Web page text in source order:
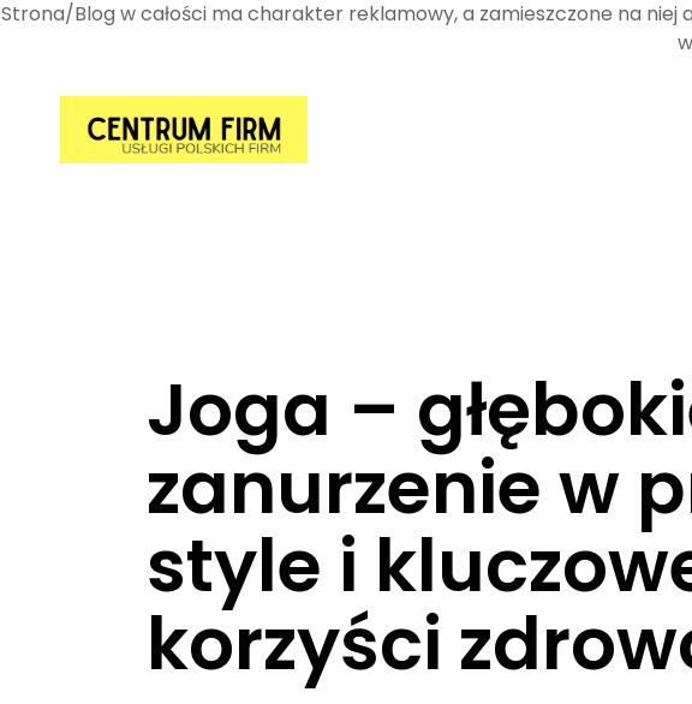
Strona/Blog w całości ma charakter reklamowy, a zamieszczone na
Joga –
zanurzenie w
style i
korzyści